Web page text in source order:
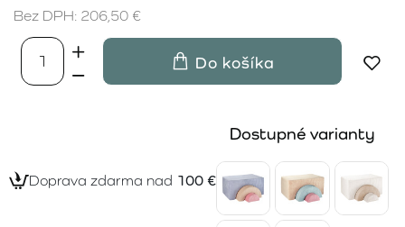
Bez DPH: 206,50 €
Do košíka
Doprava zdarma nad 100 €
Dostupné varianty